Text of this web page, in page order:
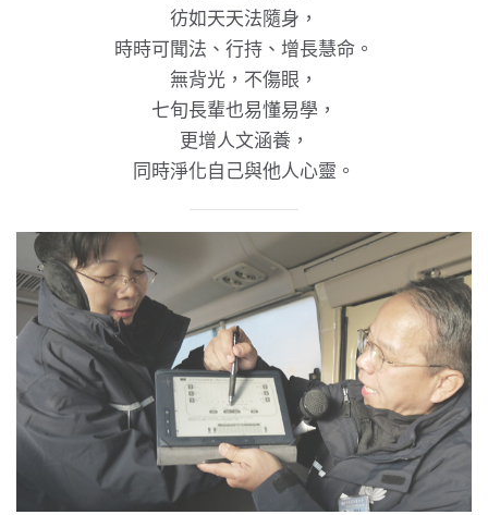
彷如天天法隨身，
時時可聞法、行持、增長慧命。
無背光，不傷眼，
七旬長輩也易懂易學，
更增人文涵養，
同時淨化自己與他人心靈。